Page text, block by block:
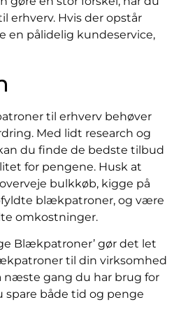
erhverv. Hvis der opstår
en pålidelig kundeservice,
til erhverv behøver
Med lidt research og
du finde de bedste tilbud
for pengene. Husk at
bulkkøb, kigge på
blækpatroner, og være
omkostninger.
Blækpatroner’ gør det let
til din virksomhed
næste gang du har brug for
både tid og penge